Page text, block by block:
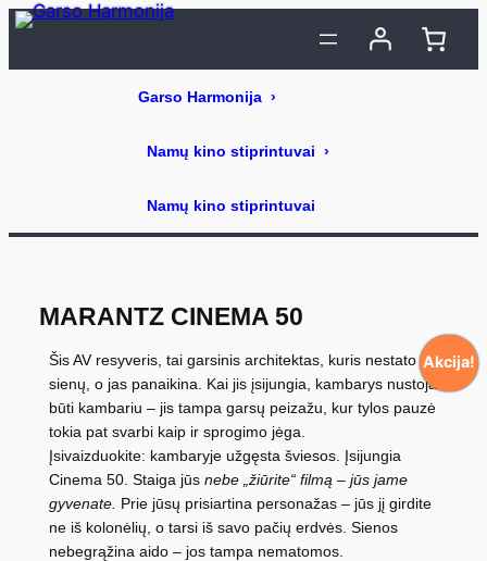
Eiti
Akcija!
MARANTZ CINEMA 50
Šis AV resyveris, tai garsinis architektas, kuris nestato
sienų, o jas panaikina. Kai jis įsijungia, kambarys nustoja
būti kambariu – jis tampa garsų peizažu, kur tylos pauzė
tokia pat svarbi kaip ir sprogimo jėga.
Įsivaizduokite: kambaryje užgęsta šviesos. Įsijungia
Cinema 50. Staiga jūsnebe „žiūrite“ filmą – jūs jame
gyvenate. Prie jūsų prisiartina personažas – jūs jį girdite
ne iš kolonėlių, o tarsi iš savo pačių erdvės. Sienos
nebegrąžina aido – jos tampa nematomos.